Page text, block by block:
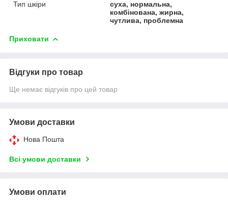
Тип шкіри
суха, нормальна,
комбінована, жирна,
чутлива, проблемна
Приховати
Відгуки про товар
Ще немає відгуків про цей товар
Умови доставки
Нова Пошта
Всі умови доставки
Умови оплати